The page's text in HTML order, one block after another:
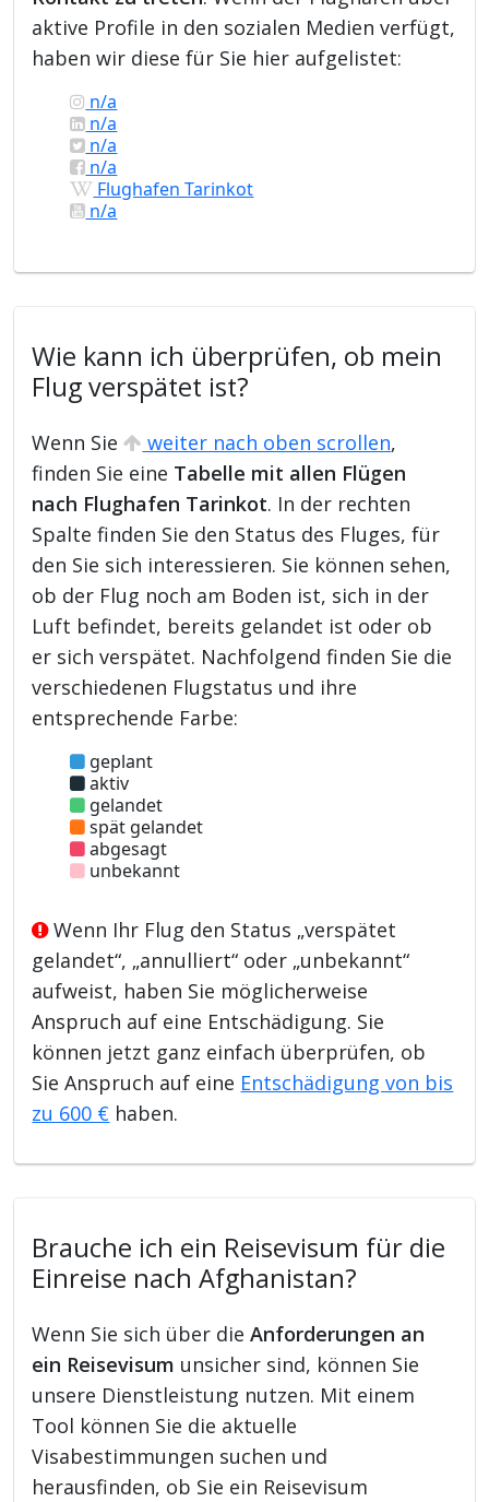
aktive Profile in den sozialen Medien verfügt,
haben wir diese für Sie hier aufgelistet:
n/a
n/a
n/a
n/a
Flughafen Tarinkot
n/a
Wie kann ich überprüfen, ob mein
Flug verspätet ist?
Wenn Sie weiter nach oben scrollen,
finden Sie eine Tabelle mit allen Flügen
nach Flughafen Tarinkot. In der rechten
Spalte finden Sie den Status des Fluges, für
den Sie sich interessieren. Sie können sehen,
ob der Flug noch am Boden ist, sich in der
Luft befindet, bereits gelandet ist oder ob
er sich verspätet. Nachfolgend finden Sie die
verschiedenen Flugstatus und ihre
entsprechende Farbe:
geplant
aktiv
gelandet
spät gelandet
abgesagt
unbekannt
Wenn Ihr Flug den Status „verspätet
gelandet“, „annulliert“ oder „unbekannt“
aufweist, haben Sie möglicherweise
Anspruch auf eine Entschädigung. Sie
können jetzt ganz einfach überprüfen, ob
Sie Anspruch auf eine Entschädigung von bis
zu 600 € haben.
Brauche ich ein Reisevisum für die
Einreise nach Afghanistan?
Wenn Sie sich über dieAnforderungen an
ein Reisevisum unsicher sind, können Sie
unsere Dienstleistung nutzen. Mit einem
Tool können Sie die aktuelle
Visabestimmungen suchen und
herausfinden, ob Sie ein Reisevisum